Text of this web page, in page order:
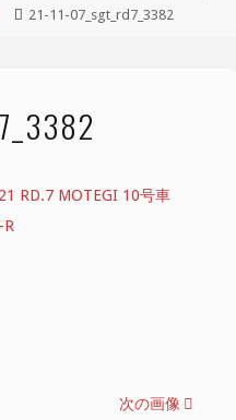
21-11-07_sgt_rd7_3382
RD.7 MOTEGI 10号車
R
次の画像